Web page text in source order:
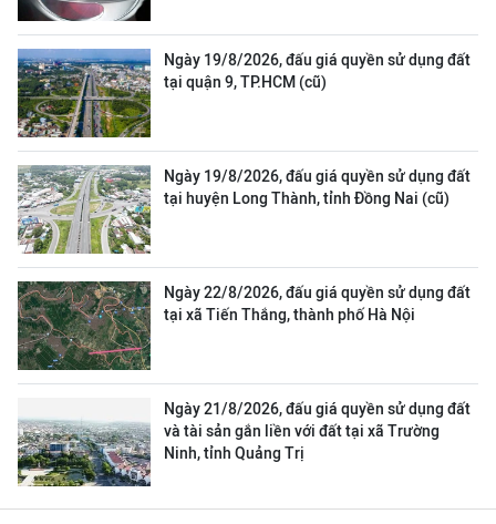
Ngày 19/8/2026, đấu giá quyền sử dụng đất
tại quận 9, TP.HCM (cũ)
Ngày 19/8/2026, đấu giá quyền sử dụng đất
tại huyện Long Thành, tỉnh Đồng Nai (cũ)
Ngày 22/8/2026, đấu giá quyền sử dụng đất
tại xã Tiến Thắng, thành phố Hà Nội
Ngày 21/8/2026, đấu giá quyền sử dụng đất
và tài sản gắn liền với đất tại xã Trường
Ninh, tỉnh Quảng Trị